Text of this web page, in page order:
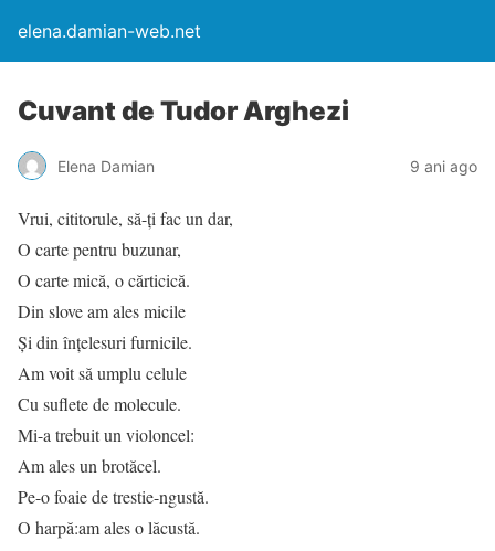
elena.damian-web.net
Cuvant de Tudor Arghezi
Elena Damian 9 ani ago
Vrui, cititorule, să-ți fac un dar,
O carte pentru buzunar,
O carte mică, o cărticică.
Din slove am ales micile
Și din înțelesuri furnicile.
Am voit să umplu celule
Cu suflete de molecule.
Mi-a trebuit un violoncel:
Am ales un brotăcel.
Pe-o foaie de trestie-ngustă.
O harpă:am ales o lăcustă.